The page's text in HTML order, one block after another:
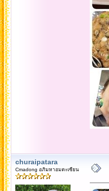
churaipatara
Cmadong อภิมหาอมตะเซียน